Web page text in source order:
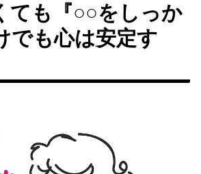
ても『○○をしっか
でも心は安定す